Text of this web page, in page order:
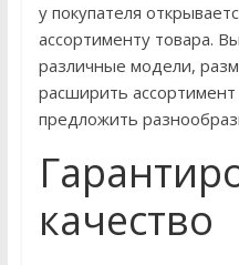
у покупателя
ассортименту товара.
различные модели,
расширить ассортимент
предложить
качество